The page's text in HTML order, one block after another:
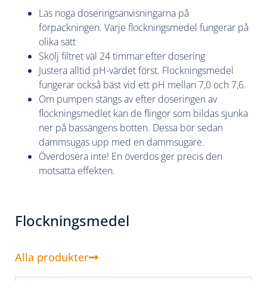
Läs noga doseringsanvisningarna på
förpackningen. Varje flockningsmedel fungerar på
olika sätt
Skölj filtret väl 24 timmar efter dosering
Justera alltid pH-värdet först. Flockningsmedel
fungerar också bäst vid ett pH mellan 7,0 och 7,6.
Om pumpen stängs av efter doseringen av
flockningsmedlet kan de flingor som bildas sjunka
ner på bassängens botten. Dessa bör sedan
dammsugas upp med en dammsugare.
Överdosera inte! En överdos ger precis den
motsatta effekten.
Flockningsmedel
Alla produkter